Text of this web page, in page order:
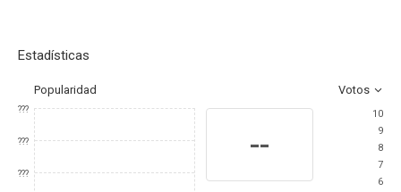
Estadísticas
Popularidad Votos
???
???
???
--
10
9
8
7
6